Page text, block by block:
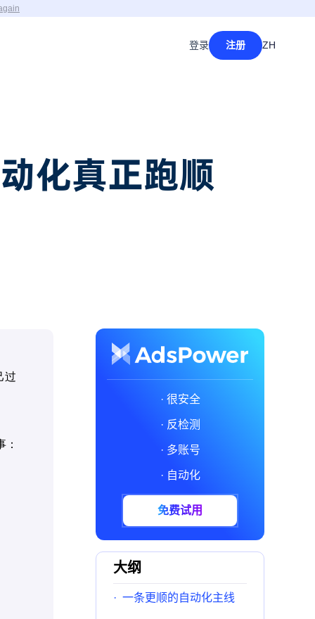
登录 注册 ZH
化真正跑顺
过
· 很安全
· 反检测
· 多账号
· 自动化
免费试用
大纲
· 一条更顺的自动化主线